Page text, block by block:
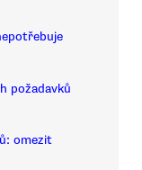
požadavků
omezit